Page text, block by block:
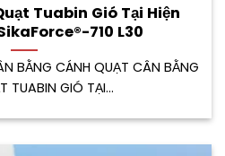
Tuabin Gió Tại Hiện
710 L30
BẰNG CÁNH QUẠT CÂN BẰNG
TUABIN GIÓ TẠI...